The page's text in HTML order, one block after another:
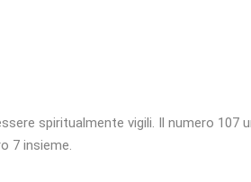
spiritualmente vigili. Il numero 107
7 insieme.